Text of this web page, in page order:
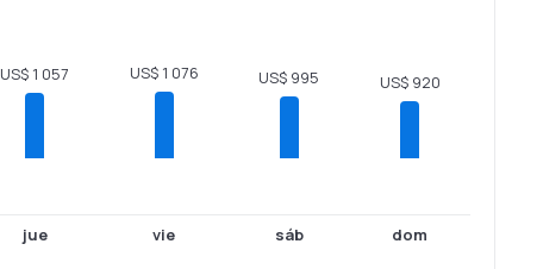
US$ 1 057
jue
US$ 1 076
vie
US$ 995
sáb
US$ 920
dom